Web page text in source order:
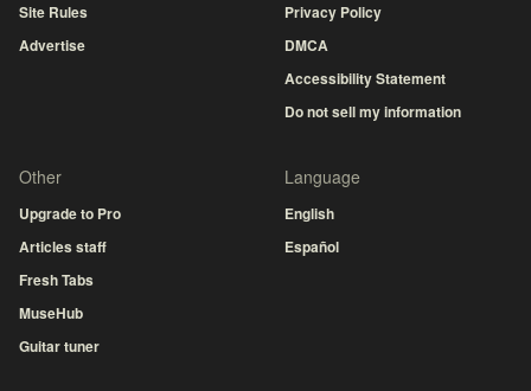
Site Rules
Advertise
Privacy Policy
DMCA
Accessibility Statement
Do not sell my information
Other
Upgrade to Pro
Articles staff
Fresh Tabs
MuseHub
Guitar tuner
Language
English
Español